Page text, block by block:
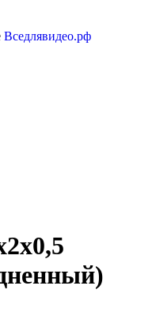
Вседлявидео.рф